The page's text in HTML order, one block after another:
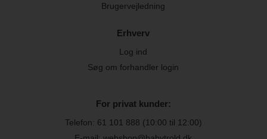
Brugervejledning
Erhverv
Log ind
Søg om forhandler login
For privat kunder:
Telefon: 61 101 888 (10:00 til 12:00)